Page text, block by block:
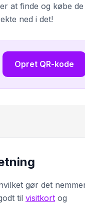
at finde og købe de
ned i det!
Opret QR-kode
gør det
til visitkort og